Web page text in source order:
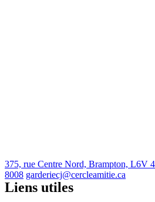
375, rue Centre Nord, Brampton, L6V
8008 garderiecj@cercleamitie.ca
Liens utiles